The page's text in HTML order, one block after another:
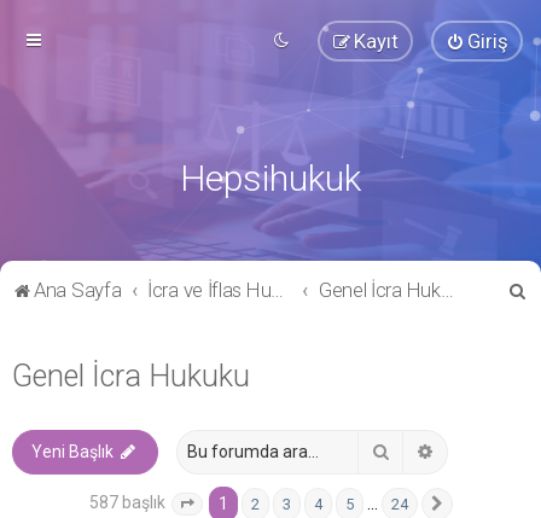
Giriş
Kayıt
Hepsihukuk
Ana Sayfa İcra ve İflas Hukuku Genel İcra Hukuku
Genel İcra Hukuku
Yeni Başlık
587 başlık . sayfa (Toplam24 sayfa)
1 2 3 4 5 24